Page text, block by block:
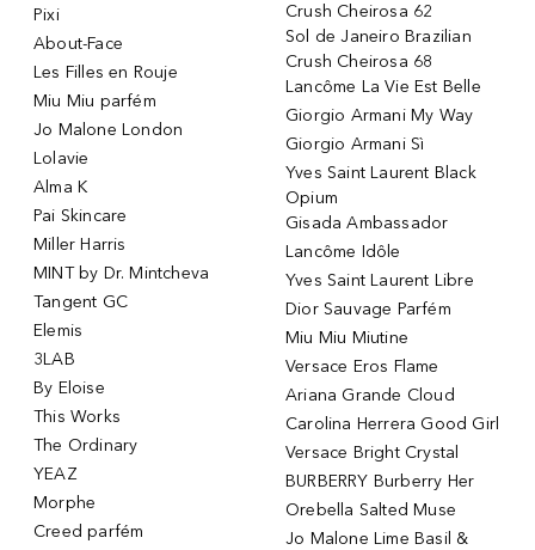
Pixi
About-Face
Les Filles en Rouje
Miu Miu parfém
Jo Malone London
Lolavie
Alma K
Pai Skincare
Miller Harris
MINT by Dr. Mintcheva
Tangent GC
Elemis
3LAB
By Eloise
This Works
The Ordinary
YEAZ
Morphe
Creed parfém
Crush Cheirosa 62
Sol de Janeiro Brazilian
Crush Cheirosa 68
Lancôme La Vie Est Belle
Giorgio Armani My Way
Giorgio Armani Sì
Yves Saint Laurent Black
Opium
Gisada Ambassador
Lancôme Idôle
Yves Saint Laurent Libre
Dior Sauvage Parfém
Miu Miu Miutine
Versace Eros Flame
Ariana Grande Cloud
Carolina Herrera Good Girl
Versace Bright Crystal
BURBERRY Burberry Her
Orebella Salted Muse
Jo Malone Lime Basil &